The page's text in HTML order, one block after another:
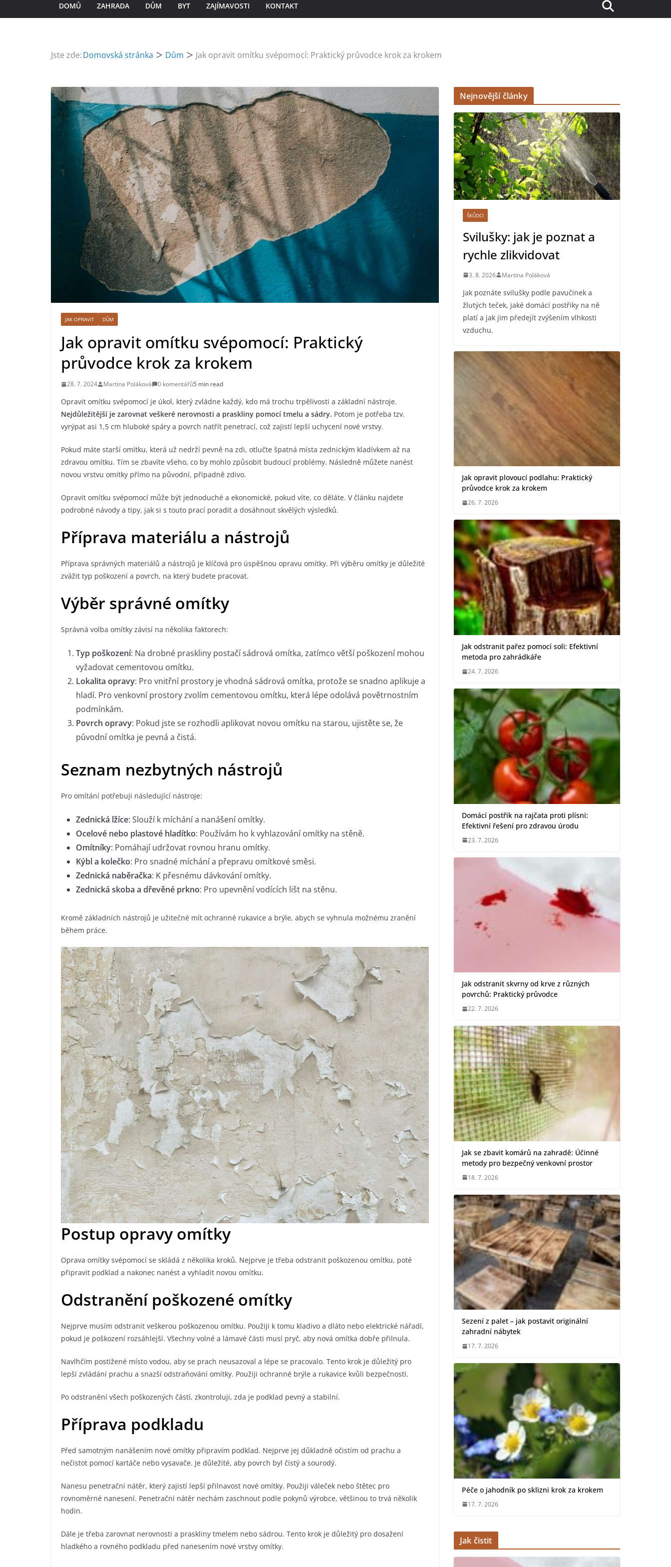
DOMŮ ZAHRADA DŮM BYT ZAJÍMAVOSTI KONTAKT
Jste zde:Domovská stránka Dům Jak opravit omítku svépomocí: Praktický průvodce krok za krokem
JAK OPRAVIT DŮM
Jak opravit omítku svépomocí: Praktický
průvodce krok za krokem
28. 7. 2024 Martina Poláková 0 komentářů5 min read
Opravit omítku svépomocí je úkol, který zvládne každý, kdo má trochu trpělivosti a základní nástroje.
Nejdůležitější je zarovnat veškeré nerovnosti a praskliny pomocí tmelu a sádry. Potom je potřeba tzv.
vyrýpat asi 1,5 cm hluboké spáry a povrch natřít penetrací, což zajistí lepší uchycení nové vrstvy.
Pokud máte starší omítku, která už nedrží pevně na zdi, otlučte špatná místa zednickým kladívkem až na
zdravou omítku. Tím se zbavíte všeho, co by mohlo způsobit budoucí problémy. Následně můžete nanést
novou vrstvu omítky přímo na původní, případně zdivo.
Opravit omítku svépomocí může být jednoduché a ekonomické, pokud víte, co děláte. V článku najdete
podrobné návody a tipy, jak si s touto prací poradit a dosáhnout skvělých výsledků.
Příprava materiálu a nástrojů
Příprava správných materiálů a nástrojů je klíčová pro úspěšnou opravu omítky. Při výběru omítky je důležité
zvážit typ poškození a povrch, na který budete pracovat.
Výběr správné omítky
Správná volba omítky závisí na několika faktorech:
Typ poškození: Na drobné praskliny postačí sádrová omítka, zatímco větší poškození mohou
vyžadovat cementovou omítku.
Lokalita opravy: Pro vnitřní prostory je vhodná sádrová omítka, protože se snadno aplikuje a
hladí. Pro venkovní prostory zvolím cementovou omítku, která lépe odolává povětrnostním
podmínkám.
Povrch opravy: Pokud jste se rozhodli aplikovat novou omítku na starou, ujistěte se, že
původní omítka je pevná a čistá.
Seznam nezbytných nástrojů
Pro omítání potřebuji následující nástroje:
Zednická lžíce: Slouží k míchání a nanášení omítky.
Ocelové nebo plastové hladítko: Používám ho k vyhlazování omítky na stěně.
Omítníky: Pomáhají udržovat rovnou hranu omítky.
Kýbl a kolečko: Pro snadné míchání a přepravu omítkové směsi.
Zednická naběračka: K přesnému dávkování omítky.
Zednická skoba a dřevěné prkno: Pro upevnění vodících lišt na stěnu.
Kromě základních nástrojů je užitečné mít ochranné rukavice a brýle, abych se vyhnula možnému zranění
během práce.
Postup opravy omítky
Oprava omítky svépomocí se skládá z několika kroků. Nejprve je třeba odstranit poškozenou omítku, poté
připravit podklad a nakonec nanést a vyhladit novou omítku.
Odstranění poškozené omítky
Nejprve musím odstranit veškerou poškozenou omítku. Použiji k tomu kladivo a dláto nebo elektrické nářadí,
pokud je poškození rozsáhlejší. Všechny volné a lámavé části musí pryč, aby nová omítka dobře přilnula.
Navlhčím postižené místo vodou, aby se prach neusazoval a lépe se pracovalo. Tento krok je důležitý pro
lepší zvládání prachu a snazší odstraňování omítky. Použiji ochranné brýle a rukavice kvůli bezpečnosti.
Po odstranění všech poškozených částí, zkontroluji, zda je podklad pevný a stabilní.
Příprava podkladu
Před samotným nanášením nové omítky připravím podklad. Nejprve jej důkladně očistím od prachu a
nečistot pomocí kartáče nebo vysavače. Je důležité, aby povrch byl čistý a sourodý.
Nanesu penetrační nátěr, který zajistí lepší přilnavost nové omítky. Použiji váleček nebo štětec pro
rovnoměrné nanesení. Penetrační nátěr nechám zaschnout podle pokynů výrobce, většinou to trvá několik
hodin.
Dále je třeba zarovnat nerovnosti a praskliny tmelem nebo sádrou. Tento krok je důležitý pro dosažení
hladkého a rovného podkladu před nanesením nové vrstvy omítky.
Nejnovější články
ŠKŮDCI
Svilušky: jak je poznat a
rychle zlikvidovat
3. 8. 2026 Martina Poláková
Jak poznáte svilušky podle pavučinek a
žlutých teček, jaké domácí postřiky na ně
platí a jak jim předejít zvýšením vlhkosti
vzduchu.
Jak opravit plovoucí podlahu: Praktický
průvodce krok za krokem
26. 7. 2026
Jak odstranit pařez pomocí soli: Efektivní
metoda pro zahrádkáře
24. 7. 2026
Domácí postřik na rajčata proti plísni:
Efektivní řešení pro zdravou úrodu
23. 7. 2026
Jak odstranit skvrny od krve z různých
povrchů: Praktický průvodce
22. 7. 2026
Jak se zbavit komárů na zahradě: Účinné
metody pro bezpečný venkovní prostor
18. 7. 2026
Sezení z palet – jak postavit originální
zahradní nábytek
17. 7. 2026
Péče o jahodník po sklizni krok za krokem
17. 7. 2026
Jak čistit